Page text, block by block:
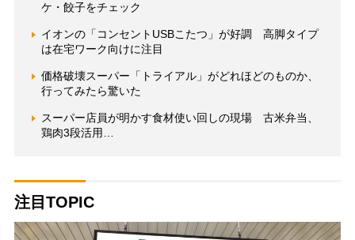
ケ・餃子をチェック
イオンの「コンセントUSBこたつ」が好調 高脚タイプ
は在宅ワーク向けに注目
価格破壊スーパー「トライアル」がどれほどのものか、
行ってみたら驚いた
スーパー店員が明かす食材使い回しの現場 古米弁当、
鶏肉3段活用…
注目TOPIC